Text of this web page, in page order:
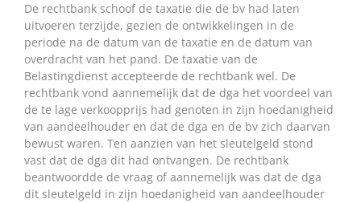
De rechtbank schoof de taxatie die de bv had laten
uitvoeren terzijde, gezien de ontwikkelingen in de
periode na de datum van de taxatie en de datum van
overdracht van het pand. De taxatie van de
Belastingdienst accepteerde de rechtbank wel. De
rechtbank vond aannemelijk dat de dga het voordeel van
de te lage verkoopprijs had genoten in zijn hoedanigheid
van aandeelhouder en dat de dga en de bv zich daarvan
bewust waren. Ten aanzien van het sleutelgeld stond
vast dat de dga dit had ontvangen. De rechtbank
beantwoordde de vraag of aannemelijk was dat de dga
dit sleutelgeld in zijn hoedanigheid van aandeelhouder